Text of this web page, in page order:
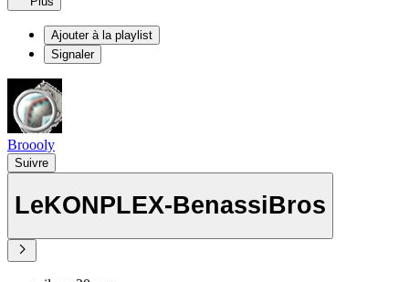
Ajouter à la playlist
Signaler
Broooly
Suivre
LeKONPLEX-BenassiBros